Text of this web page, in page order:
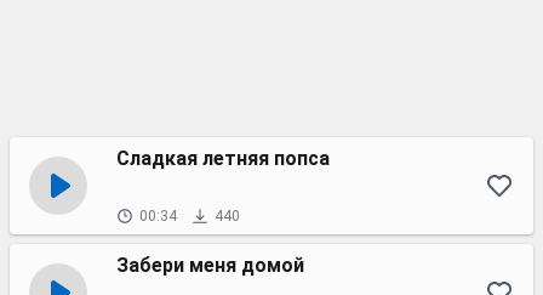
Сладкая летняя попса
00:34 440
Забери меня домой